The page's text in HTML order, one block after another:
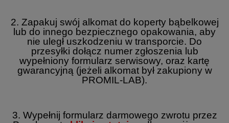
2. Zapakuj swój alkomat do koperty bąbelkowej
lub do innego bezpiecznego opakowania, aby
nie uległ uszkodzeniu w transporcie. Do
przesyłki dołącz numer zgłoszenia lub
wypełniony formularz serwisowy, oraz kartę
gwarancyjną (jeżeli alkomat był zakupiony w
PROMIL-LAB).
3. Wypełnij formularz darmowego zwrotu przez